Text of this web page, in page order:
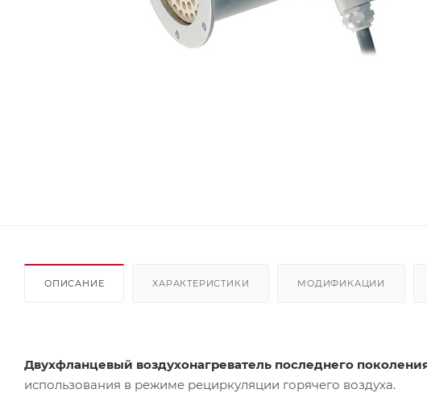
ОПИСАНИЕ ХАРАКТЕРИСТИКИ МОДИФИКАЦИИ
Двухфланцевый воздухонагреватель последнего поколения
использования в режиме рециркуляции горячего воздуха.